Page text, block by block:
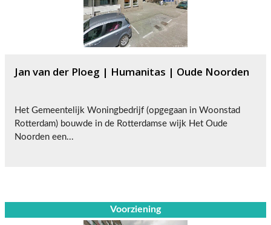
Voorziening
Jan van der Ploeg | Humanitas | Oude Noorden
Het Gemeentelijk Woningbedrijf (opgegaan in Woonstad
Rotterdam) bouwde in de Rotterdamse wijk Het Oude
Noorden een...